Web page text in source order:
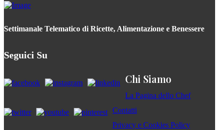
Settimanale Telematico di Ricette, Alimentazione e Benessere
Seguici Su
Chi Siamo
La Pagina dello Chef
Contatti
Privacy e Cookies Policy